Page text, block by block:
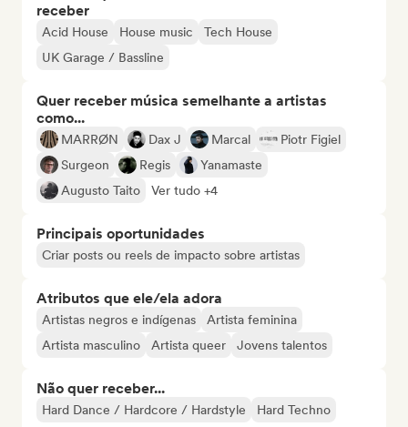
receber
Acid House House music
Tech House
UK Garage / Bassline
Quer receber música semelhante a artistas
como...
MARRØN Dax J Marcal
Piotr Figiel
Surgeon
Regis
Yanamaste
Augusto Taito
Ver tudo +4
Principais oportunidades
Criar posts ou reels de impacto sobre artistas
Atributos que ele/ela adora
Artistas negros e indígenas
Artista feminina
Artista masculino
Artista queer Jovens talentos
Não quer receber...
Hard Dance / Hardcore / Hardstyle Hard Techno